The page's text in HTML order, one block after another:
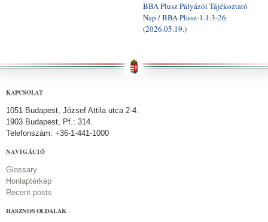
BBA Plusz Pályázói Tájékoztató
Nap / BBA Plusz-1.1.3-26
(2026.05.19.)
KAPCSOLAT
1051 Budapest, József Attila utca 2-4.
1903 Budapest, Pf.: 314.
Telefonszám: +36-1-441-1000
NAVIGÁCIÓ
Glossary
Honlaptérkép
Recent posts
HASZNOS OLDALAK